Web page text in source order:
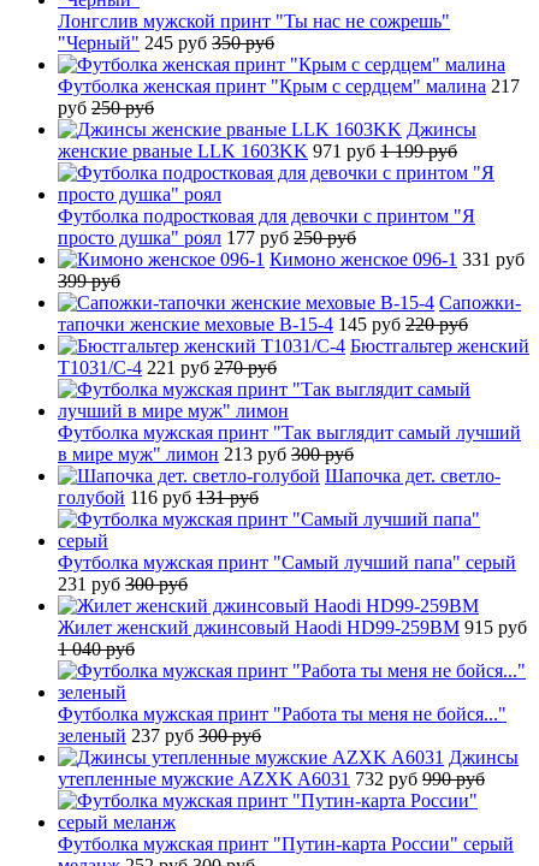
Лонгслив мужской принт "Ты нас не сожрешь"
"Черный" 245 руб 350 руб
Футболка женская принт "Крым с сердцем" малина 217
руб 250 руб
Джинсы
женские рваные LLK 1603KK 971 руб 1 199 руб
Футболка подростковая для девочки с принтом "Я
просто душка" роял 177 руб 250 руб
Кимоно женское 096-1 331 руб
399 руб
Сапожки-
тапочки женские меховые B-15-4 145 руб 220 руб
Бюстгальтер женский
T1031/C-4 221 руб 270 руб
Футболка мужская принт "Так выглядит самый лучший
в мире муж" лимон 213 руб 300 руб
Шапочка дет. светло-
голубой 116 руб 131 руб
Футболка мужская принт "Самый лучший папа" серый
231 руб 300 руб
Жилет женский джинсовый Haodi HD99-259BM 915 руб
1 040 руб
Футболка мужская принт "Работа ты меня не бойся..."
зеленый 237 руб 300 руб
Джинсы
утепленные мужские AZXK A6031 732 руб 990 руб
Футболка мужская принт "Путин-карта России" серый